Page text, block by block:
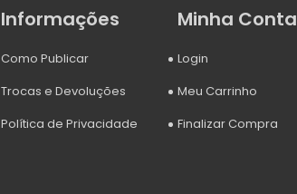
Informações
Como Publicar
Trocas e Devoluções
Política de Privacidade
Minha Conta
Login
Meu Carrinho
Finalizar Compra